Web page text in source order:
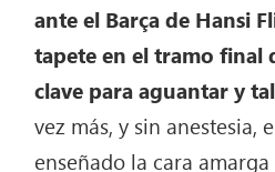
ante el Barça de Hansi
tapete en el tramo final
clave para aguantar y
vez más, y sin anestesia,
enseñado la cara